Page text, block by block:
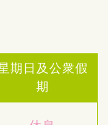
期日及公衆假
期